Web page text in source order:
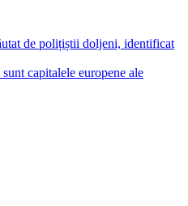
de polițiștii doljeni, identificat
capitalele europene ale